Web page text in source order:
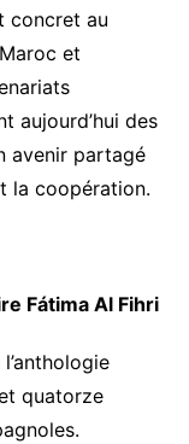
concret au
et
aujourd’hui des
avenir partagé
la coopération.
Fátima Al Fihri
quatorze